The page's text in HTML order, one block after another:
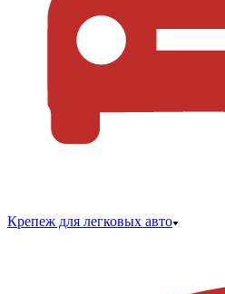
Крепеж для легковых авто